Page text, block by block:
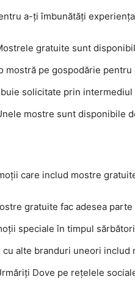
a-ți îmbunătăți
gratuite sunt
mostră pe gospodărie
solicitate prin
mostre sunt disponibile
care includ mostre
gratuite fac adesea
speciale în timpul
cu alte branduri uneori includ
Dove pe rețelele